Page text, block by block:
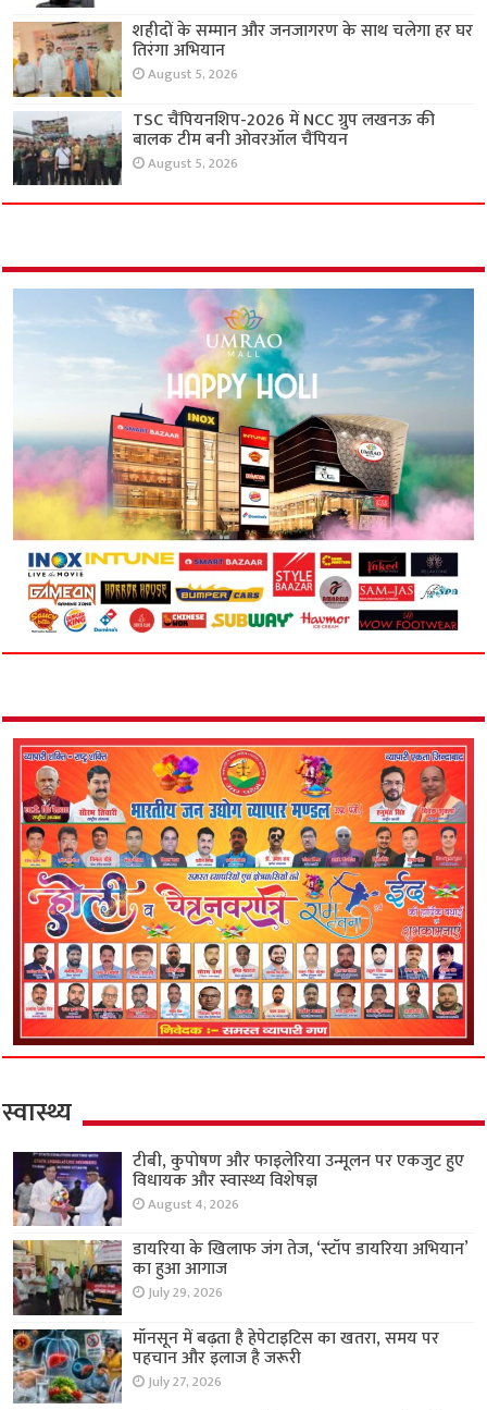
शहीदों के सम्मान और जनजागरण के साथ चलेगा हर घर
तिरंगा अभियान
August 5, 2026
TSC चैंपियनशिप-2026 में NCC ग्रुप लखनऊ की
बालक टीम बनी ओवरऑल चैंपियन
August 5, 2026
स्वास्थ्य
टीबी, कुपोषण और फाइलेरिया उन्मूलन पर एकजुट हुए
विधायक और स्वास्थ्य विशेषज्ञ
August 4, 2026
डायरिया के खिलाफ जंग तेज, ‘स्टॉप डायरिया अभियान’
का हुआ आगाज
July 29, 2026
मॉनसून में बढ़ता है हेपेटाइटिस का खतरा, समय पर
पहचान और इलाज है जरूरी
July 27, 2026